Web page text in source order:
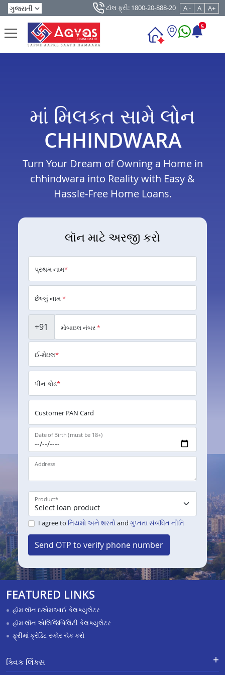
ટૉલ ફ્રી: 1800-20-888-20 A - A A+
5
માં મિલકત સામે લોન
CHHINDWARA
Turn Your Dream of Owning a Home in
chhindwara into Reality with Easy &
Hassle-Free Home Loans.
લૉન માટે અરજી કરો
પ્રથમ નામ*
છેલ્લું નામ*
+91 મોબાઇલ નંબર*
ઈ-મેઇલ*
પીન કોડ*
Customer PAN Card
Date of Birth (must be 18+)
Address
Product*
I agree to નિયમો અને શરતોand ગુપ્તતા સંબંધિત નીતિ
Send OTP to verify phone number
FEATURED LINKS
હૉમ લૉન ઇએમઆઈ કેલક્યુલેટર
હૉમ લૉન એલિજિબિલિટી કેલક્યુલેટર
ફ્રીમાં ક્રેડિટ સ્કૉર ચેક કરો
ક્વિક લિંક્સ